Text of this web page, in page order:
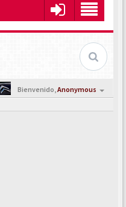
Bienvenido,Anonymous